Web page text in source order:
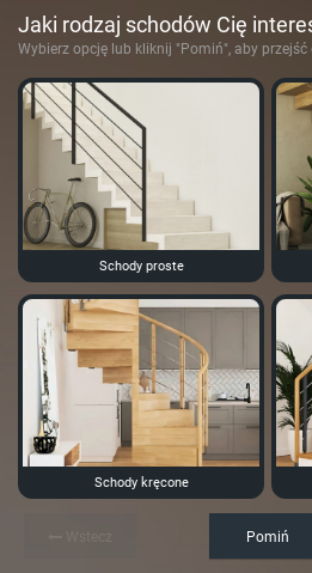
Jaki rodzaj schodów Cię
Wybierz opcję lub kliknij "Pomiń", aby przejść
Schody proste
Schody kręcone
Pomiń